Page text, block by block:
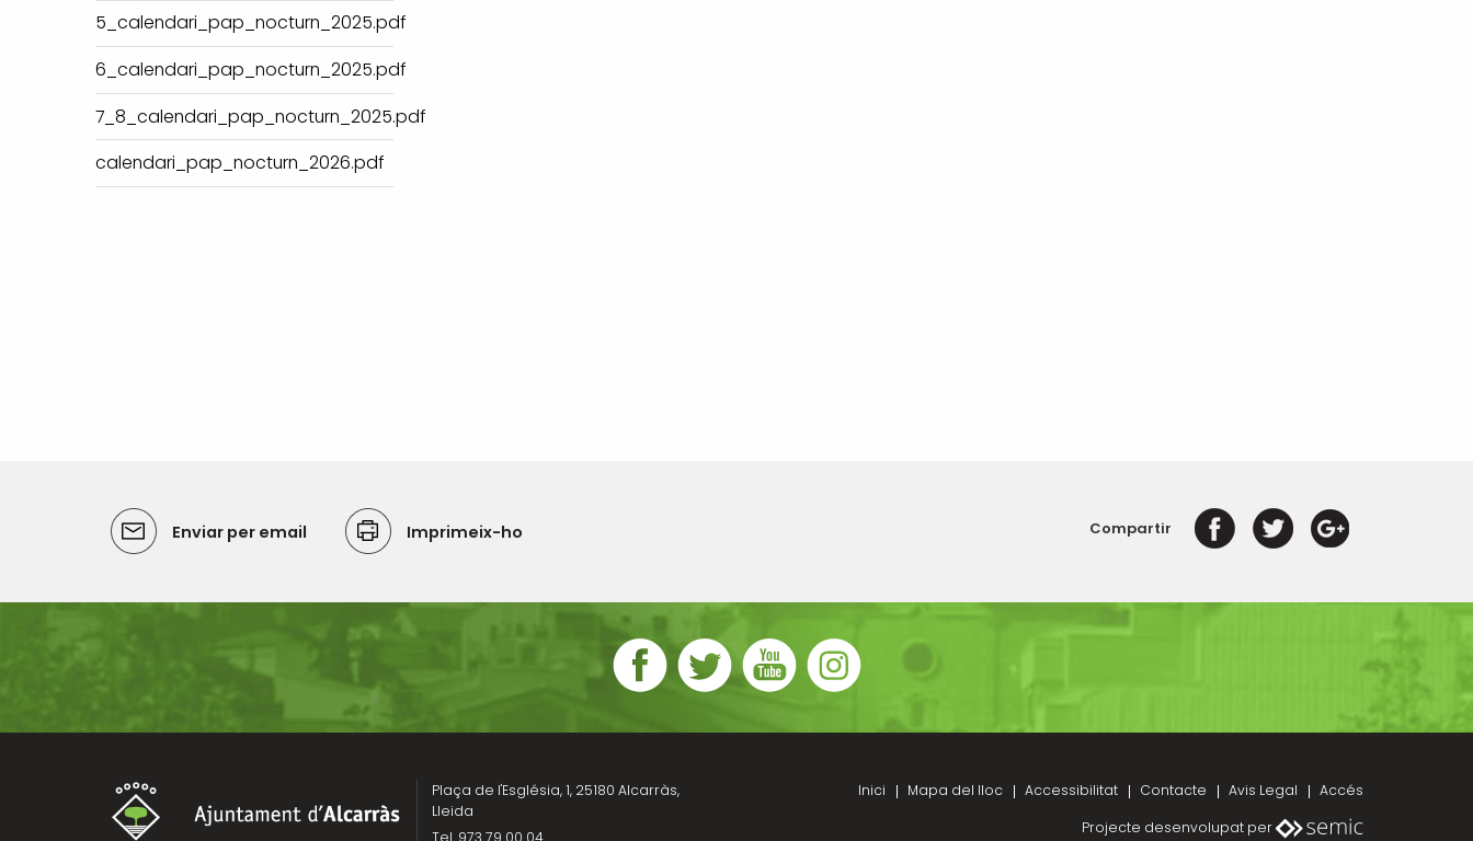
5_calendari_pap_nocturn_2025.pdf
6_calendari_pap_nocturn_2025.pdf
7_8_calendari_pap_nocturn_2025.pdf
calendari_pap_nocturn_2026.pdf
Enviar per email Imprimeix-ho Compartir
Plaça de l'Església, 1, 25180 Alcarràs,
Lleida
Inici Mapa del lloc Accessibilitat Contacte Avis Legal
Accés
Projecte desenvolupat per